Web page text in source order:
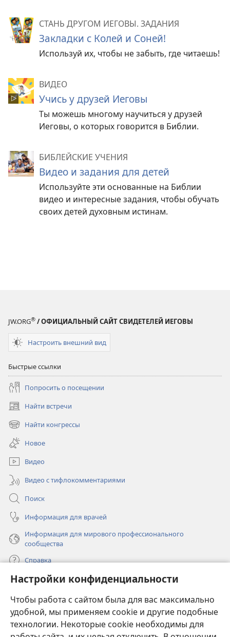
Настройки конфиденциальности
Чтобы работа с сайтом была для вас максимально
удобной, мы применяем cookie и другие подобные
технологии. Некоторые cookie необходимы для
СТАНЬ ДРУГОМ ИЕГОВЫ. ЗАДАНИЯ
Закладки с Колей и Соней!
Используй их, чтобы не забыть, где читаешь!
ВИДЕО
Учись у друзей Иеговы
Ты можешь многому научиться у друзей
Иеговы, о которых говорится в Библии.
БИБЛЕЙСКИЕ УЧЕНИЯ
Видео и задания для детей
Используйте эти основанные на Библии
видео и интересные задания, чтобы обучать
своих детей духовным истинам.
JW.ORG® / ОФИЦИАЛЬНЫЙ САЙТ СВИДЕТЕЛЕЙ ИЕГОВЫ
Настроить внешний вид
Быстрые ссылки
Попросить о посещении
Найти встречи
(открывается
в
новом
окне)
Найти конгрессы
(открывается
новом
окне)
Новое
Видео
Видео с тифлокомментариями
Поиск
Информация для врачей
Информация для мирового профессионального
сообщества
Справка
Пожертвования
в
новом
окне)
ОНЛАЙН-БИБЛИОТЕКА Сторожевой башни
(открывается
®